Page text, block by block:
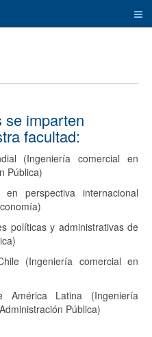
se imparten
facultad:
(Ingeniería comercial en
Pública)
perspectiva internacional
políticas y administrativas de
(Ingeniería comercial en
América Latina (Ingeniería
Pública)